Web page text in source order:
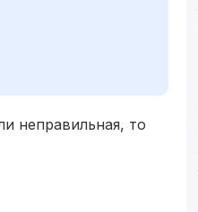
неправильная, то